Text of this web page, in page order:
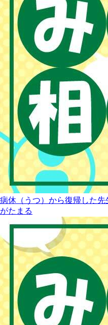
病休（うつ）から復帰した
がたまる